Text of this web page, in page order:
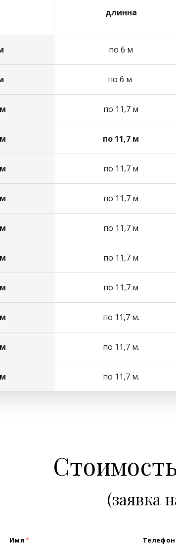
длинна
по 6 м
по 6 м
по 11,7 м
по 11,7 м
по 11,7 м
по 11,7 м
по 11,7 м
по 11,7 м
по 11,7 м
по 11,7 м.
по 11,7 м.
по 11,7 м.
(заявка
Имя * Телефон